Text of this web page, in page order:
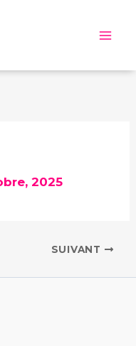
2025
SUIVANT